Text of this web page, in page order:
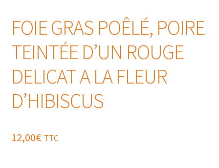
FOIE GRAS POÊLÉ, POIRE
TEINTÉE D’UN ROUGE
DELICAT A LA FLEUR
D’HIBISCUS
12,00€ TTC